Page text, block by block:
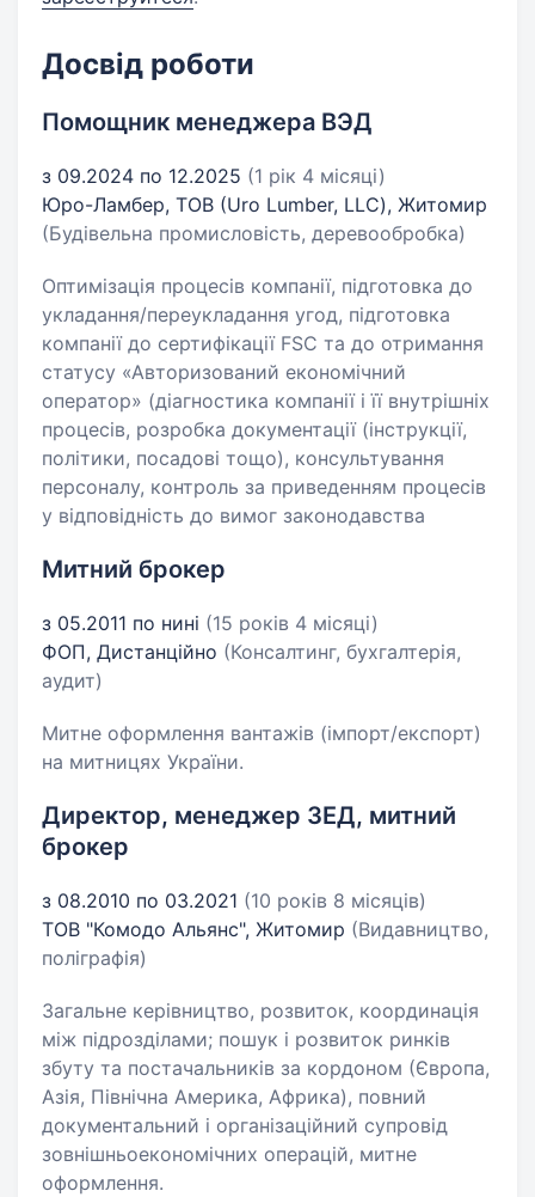
Досвід роботи
Помощник менеджера ВЭД
з 09.2024 по 12.2025 (1 рік 4 місяці)
Юро-Ламбер, ТОВ (Uro Lumber, LLC), Житомир
(Будівельна промисловість, деревообробка)
Оптимізація процесів компанії, підготовка до
укладання/переукладання угод, підготовка
компанії до сертифікації FSC та до отримання
статусу «Авторизований економічний
оператор» (діагностика компанії і її внутрішніх
процесів, розробка документації (інструкції,
політики, посадові тощо), консультування
персоналу, контроль за приведенням процесів
у відповідність до вимог законодавства
Митний брокер
з 05.2011 по нині (15 років 4 місяці)
ФОП, Дистанційно (Консалтинг, бухгалтерія,
аудит)
Митне оформлення вантажів (імпорт/експорт)
на митницях України.
Директор, менеджер ЗЕД, митний
брокер
з 08.2010 по 03.2021 (10 років 8 місяців)
ТОВ "Комодо Альянс", Житомир (Видавництво,
поліграфія)
Загальне керівництво, розвиток, координація
між підрозділами; пошук і розвиток ринків
збуту та постачальників за кордоном (Європа,
Азія, Північна Америка, Африка), повний
документальний і організаційний супровід
зовнішньоекономічних операцій, митне
оформлення.